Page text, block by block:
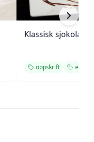
Klassisk
oppskrift enkel